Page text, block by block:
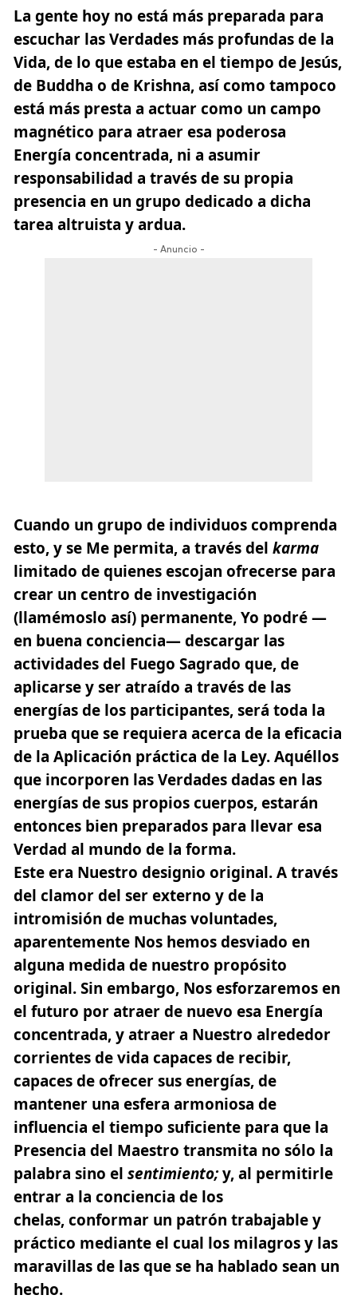
La gente hoy no está más preparada para
escuchar las Verdades más profundas de la
Vida, de lo que estaba en el tiempo de Jesús,
de Buddha o de Krishna, así como tampoco
está más presta a actuar como un campo
magnético para atraer esa poderosa
Energía concentrada, ni a asumir
responsabilidad a través de su propia
presencia en un grupo dedicado a dicha
tarea altruista y ardua.
- Anuncio -
Cuando un grupo de individuos comprenda
esto, y se Me permita, a través del karma
limitado de quienes escojan ofrecerse para
crear un centro de investigación
(llamémoslo así) permanente, Yo podré —
en buena conciencia—descargar las
actividades del Fuego Sagrado que, de
aplicarse y ser atraído a través de las
energías de los participantes, será toda la
prueba que se requiera acerca de la eficacia
de la Aplicación práctica de la Ley. Aquéllos
que incorporen las Verdades dadas en las
energías de sus propios cuerpos, estarán
entonces bien preparados para llevar esa
Verdad al mundo de la forma.
Este era Nuestro designio original. A través
del clamor del ser externo y de la
intromisión de muchas voluntades,
aparentemente Nos hemos desviado en
alguna medida de nuestro propósito
original. Sin embargo, Nos esforzaremos en
el futuro por atraer de nuevo esa Energía
concentrada, y atraer a Nuestro alrededor
corrientes de vida capaces de recibir,
capaces de ofrecer sus energías, de
mantener una esfera armoniosa de
influencia el tiempo suficiente para que la
Presencia del Maestro transmita no sólo la
palabra sino el sentimiento;y, al permitirle
entrar a la conciencia de los
chelas, conformar un patrón trabajable y
práctico mediante el cual los milagros y las
maravillas de las que se ha hablado sean un
hecho.